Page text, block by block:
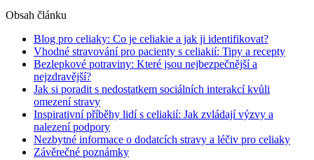
Obsah článku
Blog pro celiaky: Co je celiakie a jak ji identifikovat?
Vhodné stravování pro pacienty s celiakií: Tipy a recepty
Bezlepkové potraviny: Které jsou nejbezpečnější a
nejzdravější?
Jak si poradit s nedostatkem sociálních interakcí kvůli
omezení stravy
Inspirativní příběhy lidí s celiakií: Jak zvládají výzvy a
nalezení podpory
Nezbytné informace o dodatcích stravy a léčiv pro celiaky
Závěrečné poznámky